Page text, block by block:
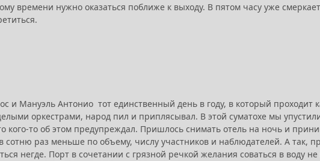
времени нужно оказаться поближе к выходу. В пятом часу уже
и Мануэль Антонио тот единственный день в году, в который
оркестрами, народ пил и приплясывал. В этой суматохе мы
кого-то об этом предупреждал. Пришлось снимать отель на ночь и
сотню раз меньше по объему, числу участников и наблюдателей. А так,
негде. Порт в сочетании с грязной речкой желания соваться в воду